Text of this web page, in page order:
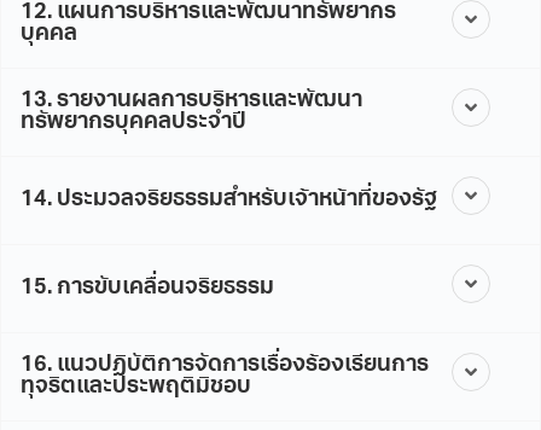
12. แผนการบริหารและพัฒนาทรัพยากร
บุคคล
13. รายงานผลการบริหารและพัฒนา
ทรัพยากรบุคคลประจำปี
14. ประมวลจริยธรรมสำหรับเจ้าหน้าที่ของรัฐ
15. การขับเคลื่อนจริยธรรม
16. แนวปฏิบัติการจัดการเรื่องร้องเรียนการ
ทุจริตและประพฤติมิชอบ